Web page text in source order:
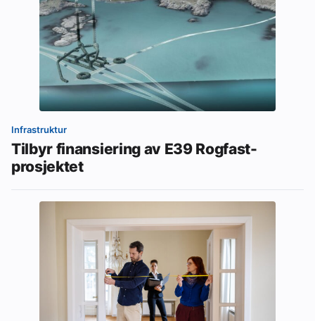
Infrastruktur
Tilbyr finansiering av E39 Rogfast-
prosjektet